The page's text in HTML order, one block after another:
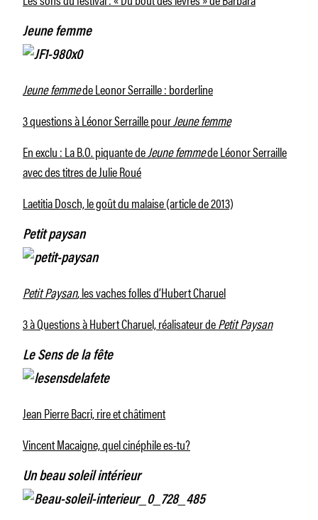
Jeune femme
Jeune femmede Leonor Serraille : borderline
3 questions à Léonor Serraille pourJeune femme
En exclu : La B.O. piquante deJeune femmede Léonor Serraille
avec des titres de Julie Roué
Laetitia Dosch, le goût du malaise (article de 2013)
Petit paysan
Petit Paysan, les vaches folles d’Hubert Charuel
3 à Questions à Hubert Charuel, réalisateur dePetit Paysan
Le Sens de la fête
Jean Pierre Bacri, rire et châtiment
Vincent Macaigne, quel cinéphile es-tu?
Un beau soleil intérieur